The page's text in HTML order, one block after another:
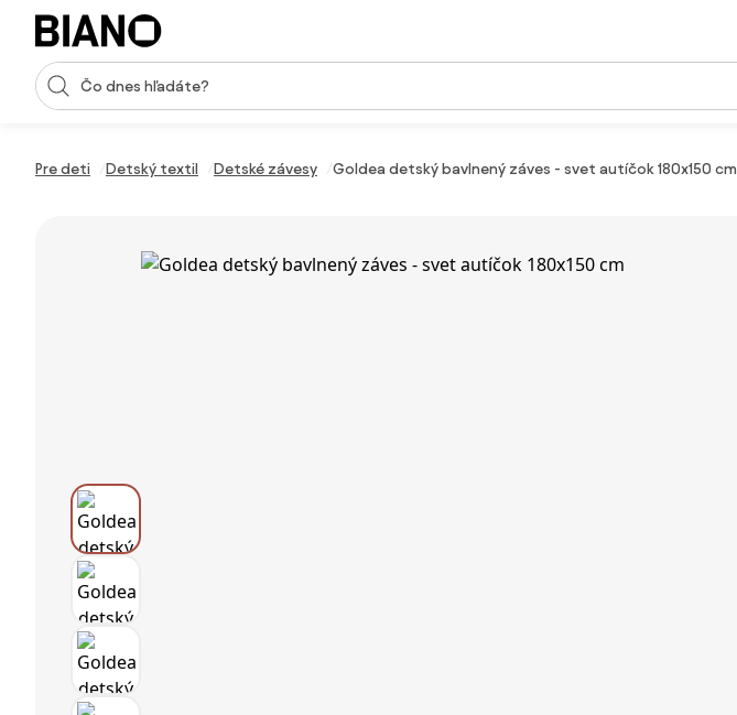
Preskočiť navigáciu, prejsť na obsah
Vstup pre vyhľadávanie
Pre deti Detský textil Detské závesy Goldea detský bavlnený záves - svet autíčok 180x150 cm